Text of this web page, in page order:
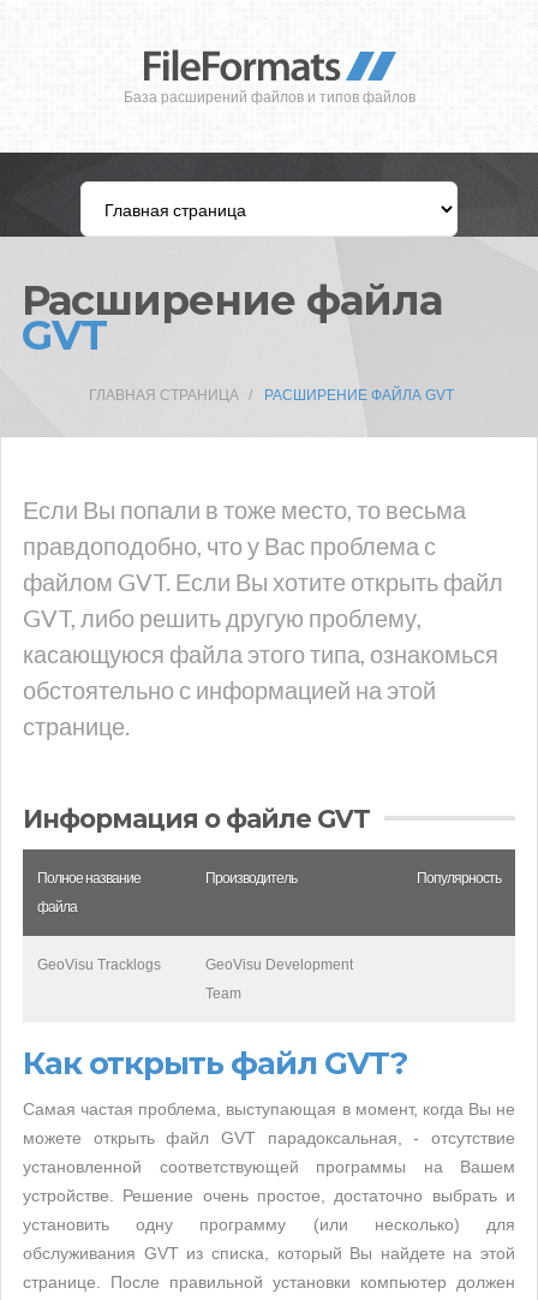
База расширений файлов и типов файлов
Расширение файла
GVT
ГЛАВНАЯ СТРАНИЦА РАСШИРЕНИЕ ФАЙЛА GVT
Если Вы попали в тоже место, то весьма
правдоподобно, что у Вас проблема с
файлом GVT. Если Вы хотите открыть файл
GVT, либо решить другую проблему,
касающуюся файла этого типа, ознакомься
обстоятельно с информацией на этой
странице.
Информация о файле GVT
Полное название
файла
Производитель Популярность
GeoVisu Tracklogs
GeoVisu Development
Team
Как открыть файл GVT?
Самая частая проблема, выступающая в момент, когда Вы не
можете открыть файл GVT парадоксальная, - отсутствие
установленной соответствующей программы на Вашем
устройстве. Решение очень простое, достаточно выбрать и
установить одну программу (или несколько) для
обслуживания GVT из списка, который Вы найдете на этой
странице. После правильной установки компьютер должен